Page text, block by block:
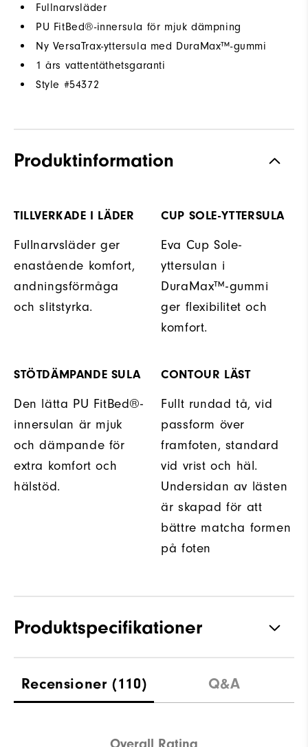
Fullnarvsläder
PU FitBed®-innersula för mjuk dämpning
Ny VersaTrax-yttersula med DuraMax™-gummi
1 års vattentäthetsgaranti
Style #54372
Produktinformation
TILLVERKADE I LÄDER
Fullnarvsläder ger
enastående komfort,
andningsförmåga
och slitstyrka.
CUP SOLE-YTTERSULA
Eva Cup Sole-
yttersulan i
DuraMax™-gummi
ger flexibilitet och
komfort.
STÖTDÄMPANDE SULA
Den lätta PU FitBed®-
innersulan är mjuk
och dämpande för
extra komfort och
hälstöd.
CONTOUR LÄST
Fullt rundad tå, vid
passform över
framfoten, standard
vid vrist och häl.
Undersidan av lästen
är skapad för att
bättre matcha formen
på foten
Produktspecifikationer
Stabilitet Flexible
Recensioner (110) Q&A